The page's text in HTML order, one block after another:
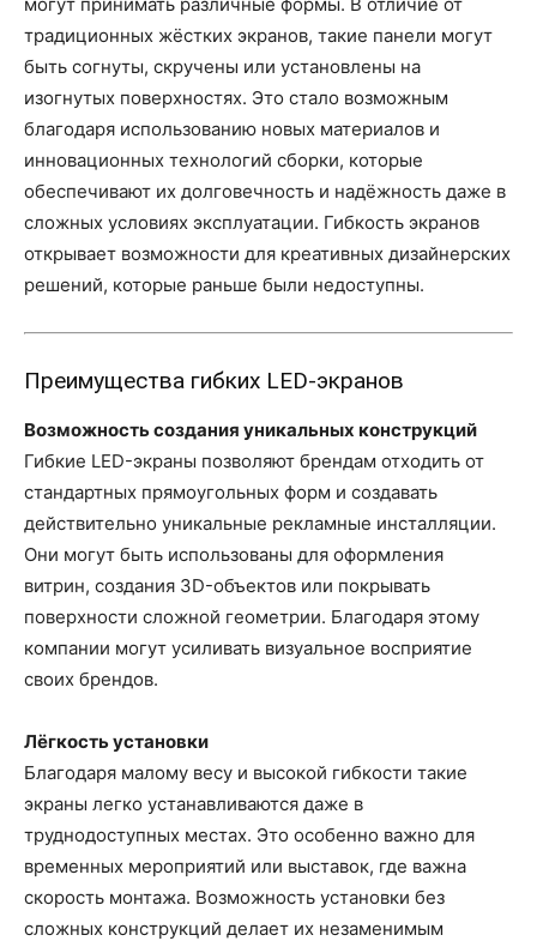
традиционных жёстких экранов, такие панели могут
быть согнуты, скручены или установлены на
изогнутых поверхностях. Это стало возможным
благодаря использованию новых материалов и
инновационных технологий сборки, которые
обеспечивают их долговечность и надёжность даже в
сложных условиях эксплуатации. Гибкость экранов
открывает возможности для креативных дизайнерских
решений, которые раньше были недоступны.
Преимущества гибких LED-экранов
Возможность создания уникальных конструкций
Гибкие LED-экраны позволяют брендам отходить от
стандартных прямоугольных форм и создавать
действительно уникальные рекламные инсталляции.
Они могут быть использованы для оформления
витрин, создания 3D-объектов или покрывать
поверхности сложной геометрии. Благодаря этому
компании могут усиливать визуальное восприятие
своих брендов.
Лёгкость установки
Благодаря малому весу и высокой гибкости такие
экраны легко устанавливаются даже в
труднодоступных местах. Это особенно важно для
временных мероприятий или выставок, где важна
скорость монтажа. Возможность установки без
сложных конструкций делает их незаменимым